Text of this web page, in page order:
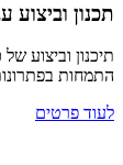
תכנון
תיכנון וביצוע
התמחות
לעוד פרטים